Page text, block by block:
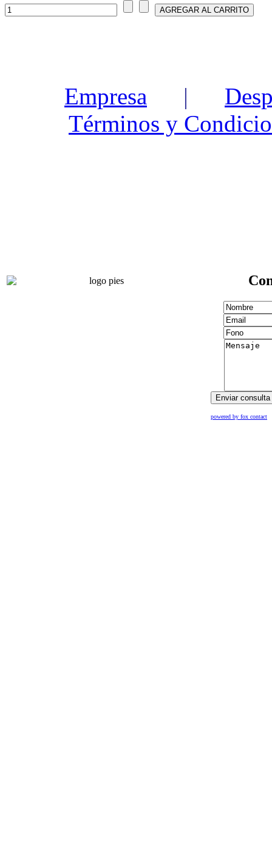
Empresa |
Términos y
powered by fox contact